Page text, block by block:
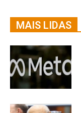
MAIS LIDAS